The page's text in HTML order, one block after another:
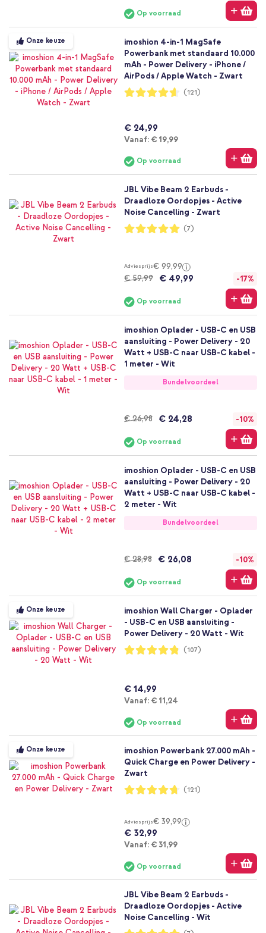
Op voorraad
Onze keuze
imoshion 4-in-1 MagSafe
Powerbank met standaard 10.000
mAh - Power Delivery - iPhone /
AirPods / Apple Watch - Zwart
Waardering:
92%
(121)
€ 24,99
Vanaf: Vanaf
€ 19,99
Op voorraad
JBL Vibe Beam 2 Earbuds -
Draadloze Oordopjes - Active
Noise Cancelling - Zwart
Waardering:
100%
(7)
Adviesprijs€ 99,99
€ 59,99
€ 49,99 -17%
Op voorraad
Bundelvoordeel
imoshion Oplader - USB-C en USB
aansluiting - Power Delivery - 20
Watt + USB-C naar USB-C kabel -
1 meter - Wit
€ 26,98 € 24,28 -10%
Op voorraad
Bundelvoordeel
imoshion Oplader - USB-C en USB
aansluiting - Power Delivery - 20
Watt + USB-C naar USB-C kabel -
2 meter - Wit
€ 28,98 € 26,08 -10%
Op voorraad
Onze keuze
imoshion Wall Charger - Oplader
- USB-C en USB aansluiting -
Power Delivery - 20 Watt - Wit
Waardering:
96%
(107)
€ 14,99
Vanaf: Vanaf
€ 11,24
Op voorraad
Onze keuze
imoshion Powerbank 27.000 mAh -
Quick Charge en Power Delivery -
Zwart
Waardering:
94%
(121)
Adviesprijs€ 39,99
€ 32,99
Vanaf: Vanaf
€ 31,99
Op voorraad
JBL Vibe Beam 2 Earbuds -
Draadloze Oordopjes - Active
Noise Cancelling - Wit